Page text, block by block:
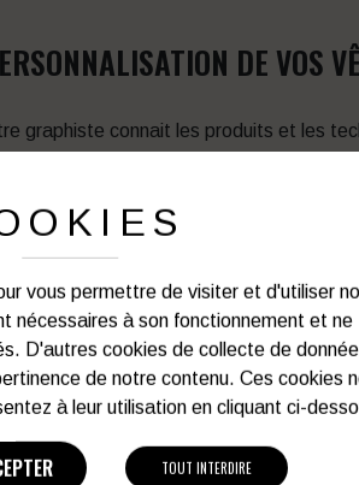
DE VOS
graphiste connait les produits et les
service afin d’optimiser votre support
et de vos besoins d’image.
Vous souhaitez avoir plus
03 27 28 87 86
vous permettre de visiter et d'utiliser
nécessaires à son fonctionnement et ne
D'autres cookies de collecte de
de notre contenu. Ces cookies
à leur utilisation en cliquant ci-
TOUT INTERDIRE